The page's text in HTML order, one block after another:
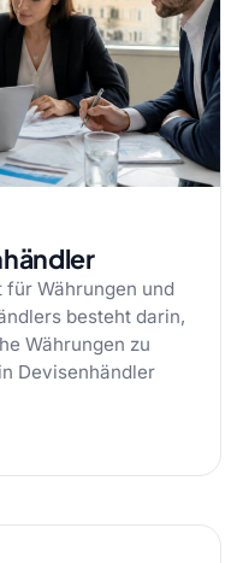
Währungen und
besteht darin,
Währungen zu
Devisenhändler